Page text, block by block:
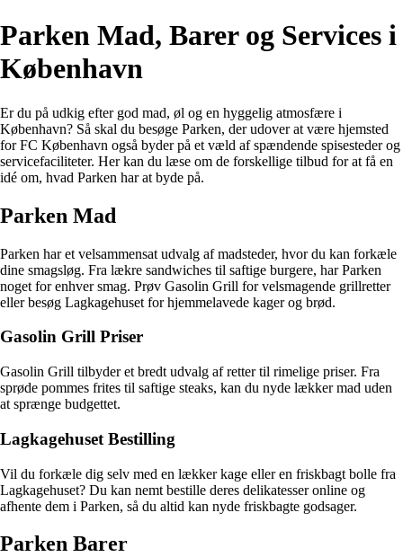
Parken Mad, Barer og Services i
København
Er du på udkig efter god mad, øl og en hyggelig atmosfære i
København? Så skal du besøge Parken, der udover at være hjemsted
for FC København også byder på et væld af spændende spisesteder og
servicefaciliteter. Her kan du læse om de forskellige tilbud for at få en
idé om, hvad Parken har at byde på.
Parken Mad
Parken har et velsammensat udvalg af madsteder, hvor du kan forkæle
dine smagsløg. Fra lækre sandwiches til saftige burgere, har Parken
noget for enhver smag. Prøv Gasolin Grill for velsmagende grillretter
eller besøg Lagkagehuset for hjemmelavede kager og brød.
Gasolin Grill Priser
Gasolin Grill tilbyder et bredt udvalg af retter til rimelige priser. Fra
sprøde pommes frites til saftige steaks, kan du nyde lækker mad uden
at sprænge budgettet.
Lagkagehuset Bestilling
Vil du forkæle dig selv med en lækker kage eller en friskbagt bolle fra
Lagkagehuset? Du kan nemt bestille deres delikatesser online og
afhente dem i Parken, så du altid kan nyde friskbagte godsager.
Parken Barer